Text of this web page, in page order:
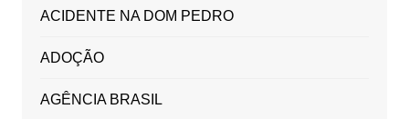
ACIDENTE NA DOM PEDRO
ADOÇÃO
AGÊNCIA BRASIL